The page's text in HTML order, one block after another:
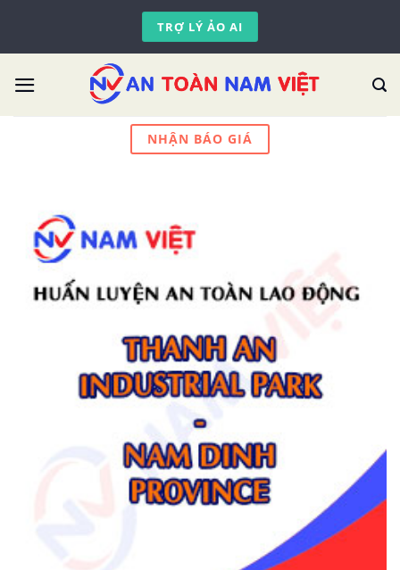
content
TRỢ LÝ ẢO AI
NHẬN BÁO GIÁ